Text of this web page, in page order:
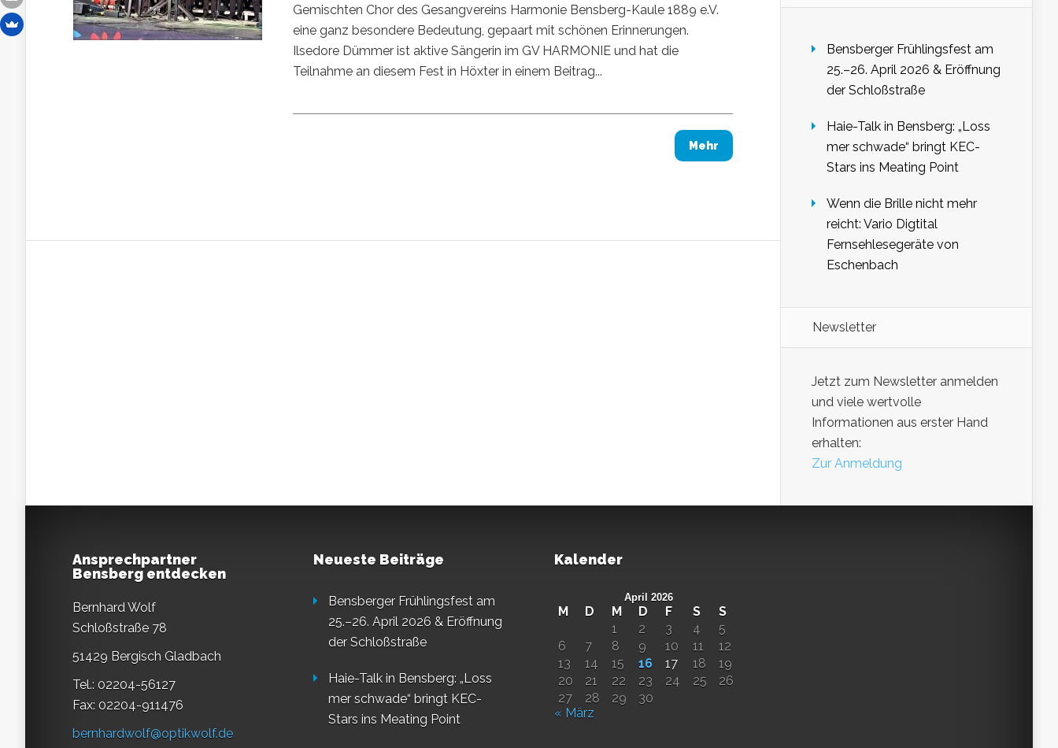
Gemischten Chor des Gesangvereins Harmonie Bensberg-Kaule 1889 e.V.
eine ganz besondere Bedeutung, gepaart mit schönen Erinnerungen.
Ilsedore Dümmer ist aktive Sängerin im GV HARMONIE und hat die
Teilnahme an diesem Fest in Höxter in einem Beitrag...
Mehr
Bensberger Frühlingsfest am
25.–26. April 2026 & Eröffnung
der Schloßstraße
Haie-Talk in Bensberg: „Loss
mer schwade“ bringt KEC-
Stars ins Meating Point
Wenn die Brille nicht mehr
reicht: Vario Digtital
Fernsehlesegeräte von
Eschenbach
Newsletter
Jetzt zum Newsletter anmelden
und viele wertvolle
Informationen aus erster Hand
erhalten:
Zur Anmeldung
Ansprechpartner
Bensberg entdecken
Bernhard Wolf
Schloßstraße 78
51429 Bergisch Gladbach
Tel.: 02204-56127
Fax: 02204-911476
bernhardwolf@optikwolf.de
Neueste Beiträge
Bensberger Frühlingsfest am
25.–26. April 2026 & Eröffnung
der Schloßstraße
Haie-Talk in Bensberg: „Loss
mer schwade“ bringt KEC-
Stars ins Meating Point
Kalender
April 2026
M D M D F S
S
1
2 3 4
5
6
7 8 9 10 11
12
13
14 15 16 17 18
19
20
21 22 23 24 25
26
27
28 29
30
« März